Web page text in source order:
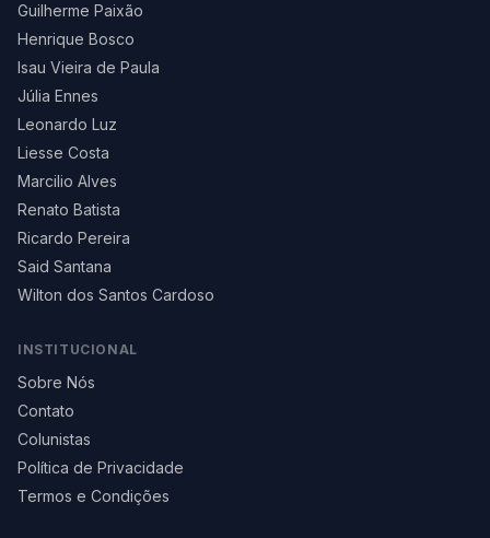
Guilherme Paixão
Henrique Bosco
Isau Vieira de Paula
Júlia Ennes
Leonardo Luz
Liesse Costa
Marcilio Alves
Renato Batista
Ricardo Pereira
Said Santana
Wilton dos Santos Cardoso
INSTITUCIONAL
Sobre Nós
Contato
Colunistas
Política de Privacidade
Termos e Condições